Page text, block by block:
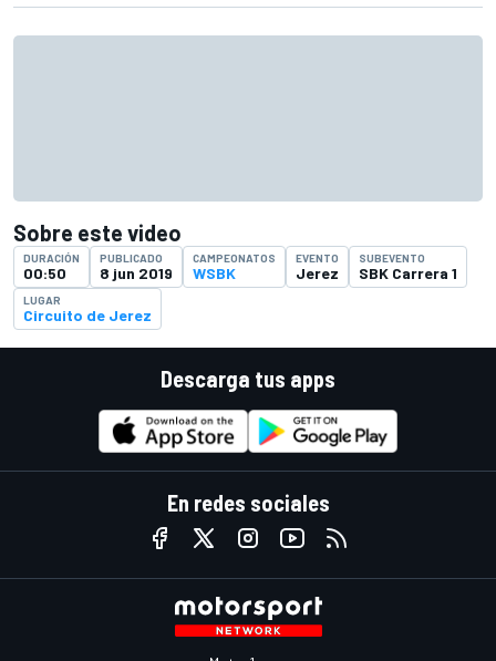
Sobre este video
DURACIÓN
00:50
PUBLICADO
8 jun 2019
CAMPEONATOS
WSBK
EVENTO
Jerez
SUBEVENTO
SBK Carrera 1
LUGAR
Circuito de Jerez
Descarga tus apps
En redes sociales